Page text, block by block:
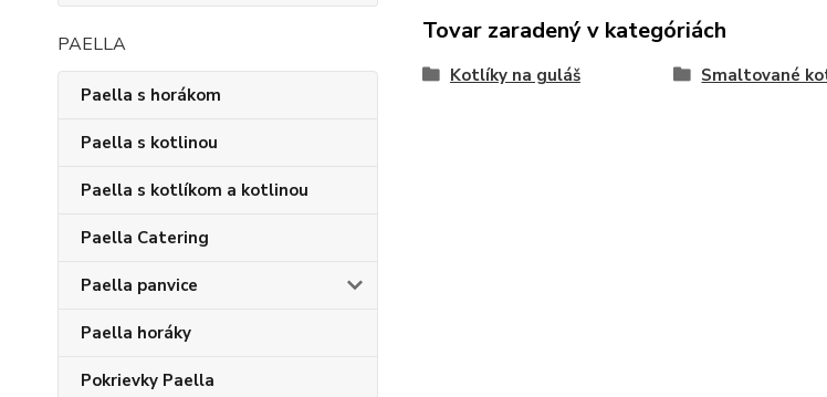
PAELLA
Paella s horákom
Paella s kotlinou
Paella s kotlíkom a kotlinou
Paella Catering
Paella panvice
Paella horáky
Pokrievky Paella
Tovar zaradený v kategóriách
Kotlíky na guláš Smaltované